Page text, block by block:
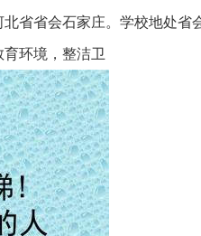
省会石家庄。学校地处省
环境，整洁卫